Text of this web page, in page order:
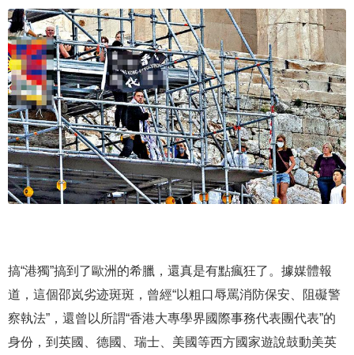
搞“港獨”搞到了歐洲的希臘，還真是有點瘋狂了。據媒體報
道，這個邵岚劣迹斑斑，曾經“以粗口辱罵消防保安、阻礙警
察執法”，還曾以所謂“香港大專學界國際事務代表團代表”的
身份，到英國、德國、瑞士、美國等西方國家遊說鼓動美英